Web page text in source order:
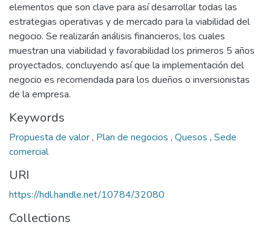
elementos que son clave para así desarrollar todas las
estrategias operativas y de mercado para la viabilidad del
negocio. Se realizarán análisis financieros, los cuales
muestran una viabilidad y favorabilidad los primeros 5 años
proyectados, concluyendo así que la implementación del
negocio es recomendada para los dueños o inversionistas
de la empresa.
Keywords
Propuesta de valor, Plan de negocios , Quesos , Sede
comercial
URI
https://hdl.handle.net/10784/32080
Collections